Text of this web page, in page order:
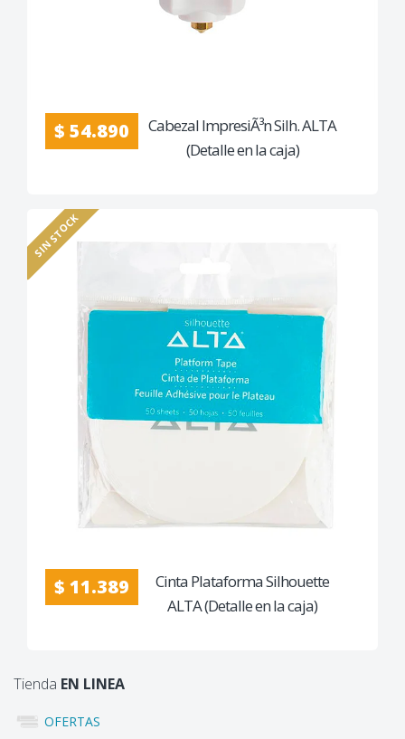
$ 54.890
Cabezal ImpresiÃ³n Silh. ALTA
(Detalle en la caja)
SIN STOCK
$ 11.389
Cinta Plataforma Silhouette
ALTA (Detalle en la caja)
Tienda EN LINEA
OFERTAS